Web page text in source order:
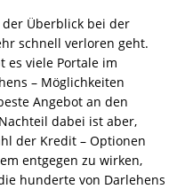
Überblick bei der
schnell verloren geht.
es viele Portale im
– Möglichkeiten
Angebot an den
dabei ist aber,
der Kredit – Optionen
entgegen zu wirken,
hunderte von Darlehens